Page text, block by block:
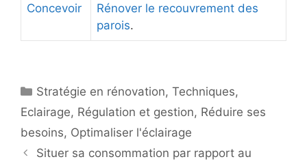
Concevoir
Rénover le recouvrement des
parois.
Catégories
Stratégie en rénovation,Techniques,
Eclairage, Régulation et gestion, Réduire ses
besoins, Optimaliser l'éclairage
Situer sa consommation par rapport au